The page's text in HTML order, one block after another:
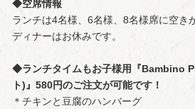
◆空席情報
ランチは4名様、6名様、8名様席に空き
ディナーはお休みです。
◆ランチタイムもお子様用『Bambino
ト)』580円のご注文が可能です！
＊チキンと豆腐のハンバーグ